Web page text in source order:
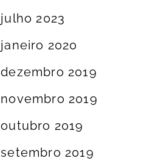
julho 2023
janeiro 2020
dezembro 2019
novembro 2019
outubro 2019
setembro 2019